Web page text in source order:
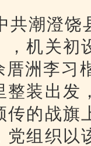
共潮澄
，机关初
洲李习
整装出发
传的战旗
党组织以